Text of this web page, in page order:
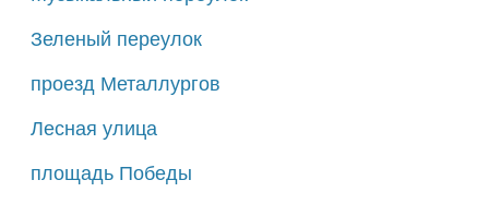
Зеленый переулок
проезд Металлургов
Лесная улица
площадь Победы